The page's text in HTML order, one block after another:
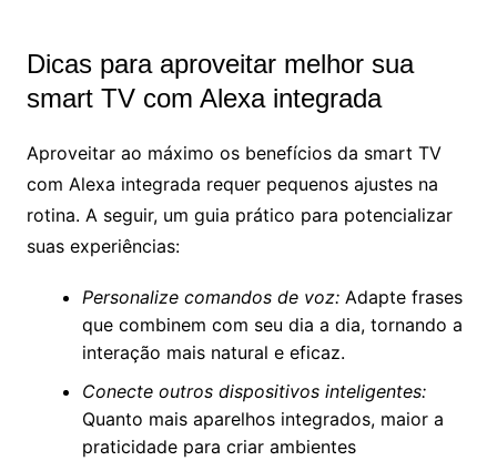
Dicas para aproveitar melhor sua
smart TV com Alexa integrada
Aproveitar ao máximo os benefícios da smart TV
com Alexa integrada requer pequenos ajustes na
rotina. A seguir, um guia prático para potencializar
suas experiências:
Personalize comandos de voz:Adapte frases
que combinem com seu dia a dia, tornando a
interação mais natural e eficaz.
Conecte outros dispositivos inteligentes:
Quanto mais aparelhos integrados, maior a
praticidade para criar ambientes